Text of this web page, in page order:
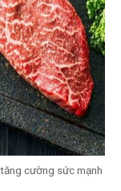
cường sức mạnh